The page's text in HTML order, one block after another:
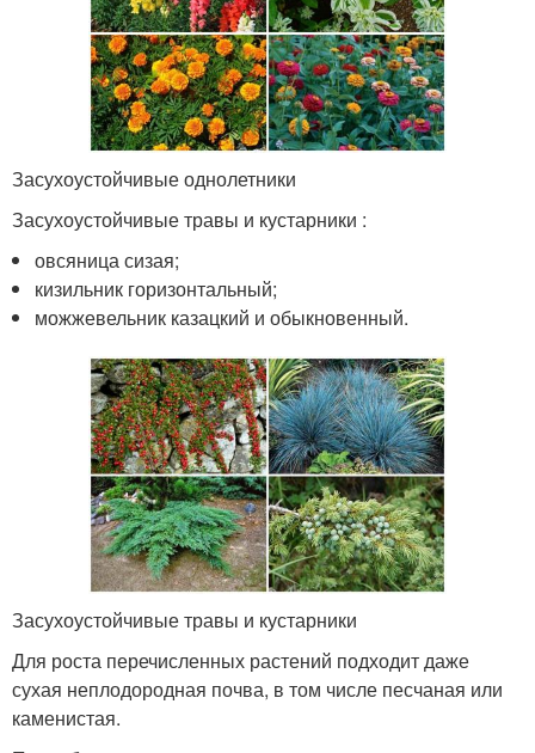
Засухоустойчивые однолетники
Засухоустойчивые травы и кустарники :
овсяница сизая;
кизильник горизонтальный;
можжевельник казацкий и обыкновенный.
Засухоустойчивые травы и кустарники
Для роста перечисленных растений подходит даже
сухая неплодородная почва, в том числе песчаная или
каменистая.